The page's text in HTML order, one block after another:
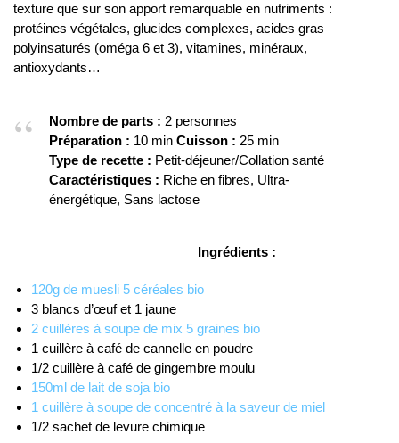
texture que sur son apport remarquable en nutriments :
protéines végétales, glucides complexes, acides gras
polyinsaturés (oméga 6 et 3), vitamines, minéraux,
antioxydants…
Nombre de parts : 2 personnes
Préparation : 10 min Cuisson : 25 min
Type de recette : Petit-déjeuner/Collation santé
Caractéristiques : Riche en fibres, Ultra-
énergétique, Sans lactose
Ingrédients :
120g de muesli 5 céréales bio
3 blancs d’œuf et 1 jaune
2 cuillères à soupe de mix 5 graines bio
1 cuillère à café de cannelle en poudre
1/2 cuillère à café de gingembre moulu
150ml de lait de soja bio
1 cuillère à soupe de concentré à la saveur de miel
1/2 sachet de levure chimique